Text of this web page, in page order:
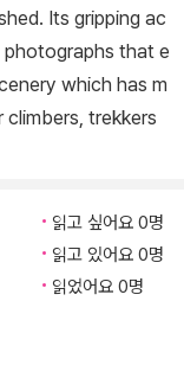
Its gripping ac
that e
which has m
trekkers
읽고 싶어요 0명
읽고 있어요 0명
읽었어요 0명